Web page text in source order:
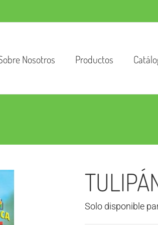
Nosotros Productos
Solo disponible